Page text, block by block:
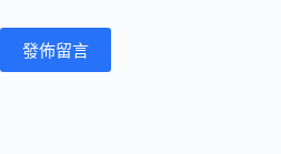
發佈留言